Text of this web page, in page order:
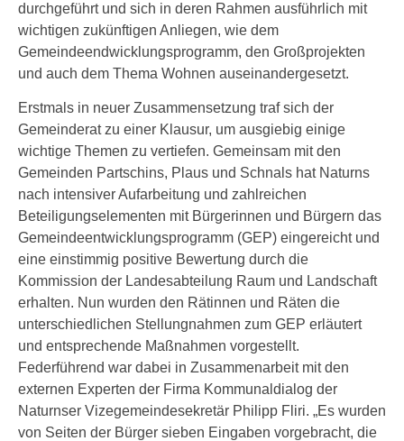
durchgeführt und sich in deren Rahmen ausführlich mit
wichtigen zukünftigen Anliegen, wie dem
Gemeindeendwicklungsprogramm, den Großprojekten
und auch dem Thema Wohnen auseinandergesetzt.
Erstmals in neuer Zusammensetzung traf sich der
Gemeinderat zu einer Klausur, um ausgiebig einige
wichtige Themen zu vertiefen. Gemeinsam mit den
Gemeinden Partschins, Plaus und Schnals hat Naturns
nach intensiver Aufarbeitung und zahlreichen
Beteiligungselementen mit Bürgerinnen und Bürgern das
Gemeindeentwicklungsprogramm (GEP) eingereicht und
eine einstimmig positive Bewertung durch die
Kommission der Landesabteilung Raum und Landschaft
erhalten. Nun wurden den Rätinnen und Räten die
unterschiedlichen Stellungnahmen zum GEP erläutert
und entsprechende Maßnahmen vorgestellt.
Federführend war dabei in Zusammenarbeit mit den
externen Experten der Firma Kommunaldialog der
Naturnser Vizegemeindesekretär Philipp Fliri. „Es wurden
von Seiten der Bürger sieben Eingaben vorgebracht, die